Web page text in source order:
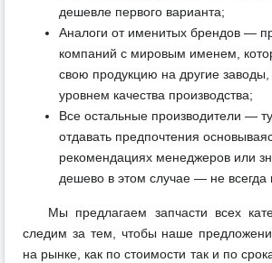
дешевле первого варианта;
Аналоги от именитых брендов —
компаний с мировым именем,
свою продукцию на другие
уровнем качества производства;
Все остальные производители —
отдавать предпочтения
рекомендациях менеджеров или
дешево в этом случае — не всегда
Мы предлагаем запчасти всех
следим за тем, чтобы наше
на рынке, как по стоимости так и по